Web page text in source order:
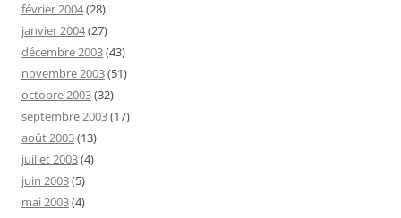
février 2004(28)
janvier 2004(27)
décembre 2003(43)
novembre 2003(51)
octobre 2003(32)
septembre 2003(17)
août 2003(13)
juillet 2003(4)
juin 2003(5)
mai 2003(4)